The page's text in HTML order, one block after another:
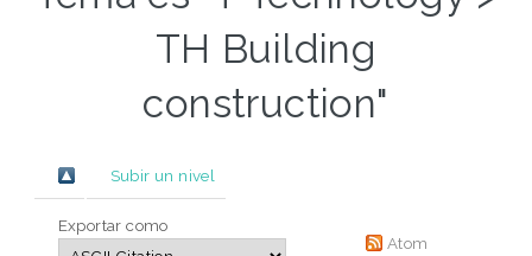
TH Building
construction"
Subir un nivel
Exportar como
Atom